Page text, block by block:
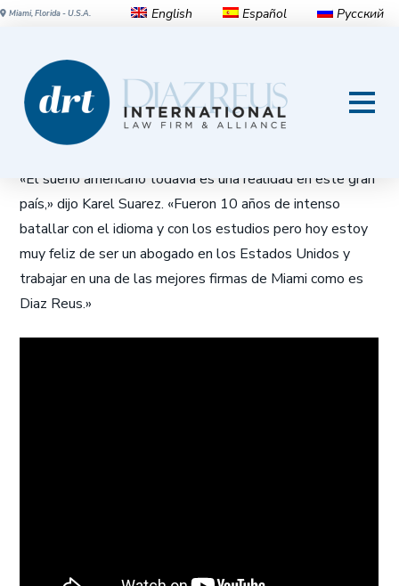
Miami, Florida - U.S.A. English Español Русский
El sueño americano todavía
es una realidad en este gran
país, dijo Karel Suarez
«El sueño americano todavía es una realidad en este gran
país,» dijo Karel Suarez. «Fueron 10 años de intenso
batallar con el idioma y con los estudios pero hoy estoy
muy feliz de ser un abogado en los Estados Unidos y
trabajar en una de las mejores firmas de Miami como es
Diaz Reus.»